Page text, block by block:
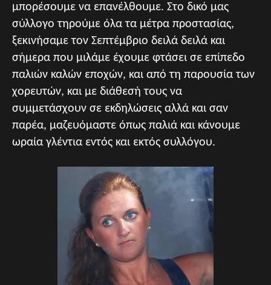
μπορέσουμε να επανέλθουμε. Στο δικό μας
σύλλογο τηρούμε όλα τα μέτρα προστασίας,
ξεκινήσαμε τον Σεπτέμβριο δειλά δειλά και
σήμερα που μιλάμε έχουμε φτάσει σε επίπεδο
παλιών καλών εποχών, και από τη παρουσία των
χορευτών, και με διάθεσή τους να
συμμετάσχουν σε εκδηλώσεις αλλά και σαν
παρέα, μαζευόμαστε όπως παλιά και κάνουμε
ωραία γλέντια εντός και εκτός συλλόγου.